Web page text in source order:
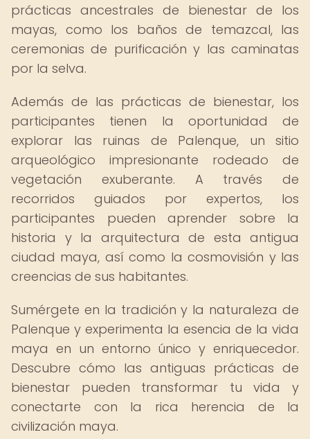
prácticas ancestrales de bienestar de los
mayas, como los baños de temazcal, las
ceremonias de purificación y las caminatas
por la selva.
Además de las prácticas de bienestar, los
participantes tienen la oportunidad de
explorar las ruinas de Palenque, un sitio
arqueológico impresionante rodeado de
vegetación exuberante. A través de
recorridos guiados por expertos, los
participantes pueden aprender sobre la
historia y la arquitectura de esta antigua
ciudad maya, así como la cosmovisión y las
creencias de sus habitantes.
Sumérgete en la tradición y la naturaleza de
Palenque y experimenta la esencia de la vida
maya en un entorno único y enriquecedor.
Descubre cómo las antiguas prácticas de
bienestar pueden transformar tu vida y
conectarte con la rica herencia de la
civilización maya.